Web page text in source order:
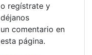
o regístrate y
déjanos
un comentario en
esta página.